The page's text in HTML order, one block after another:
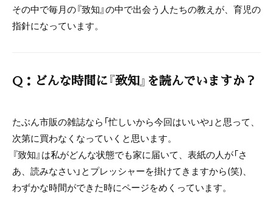
その中で毎月の『致知』の中で出会う人たちの教えが、育児の
指針になっています。
Q：どんな時間に『致知』を読んでいますか？
たぶん市販の雑誌なら「忙しいから今回はいいや」と思って、
次第に買わなくなっていくと思います。
『致知』は私がどんな状態でも家に届いて、表紙の人が「さ
あ、読みなさい」とプレッシャーを掛けてきますから(笑)、
わずかな時間ができた時にページをめくっています。